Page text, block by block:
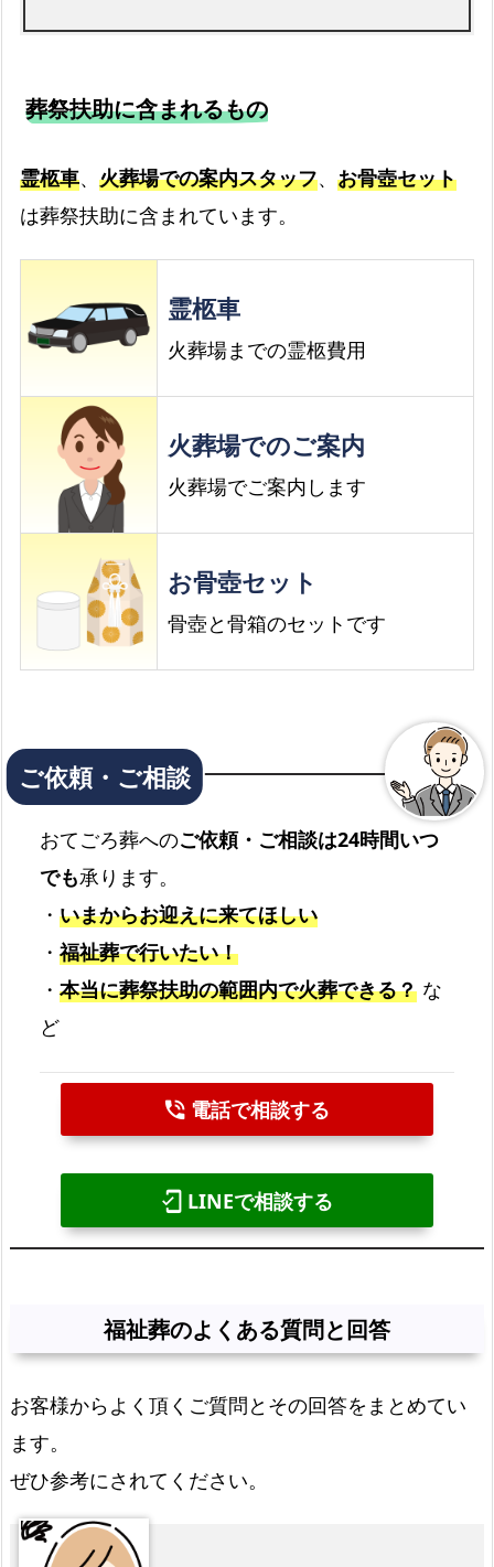
葬祭扶助に含まれるもの
霊柩車、 火葬場での案内スタッフ、 お骨壺セット
は葬祭扶助に含まれています。
霊柩車
火葬場までの霊柩費用
火葬場でのご案内
火葬場でご案内します
お骨壺セット
骨壺と骨箱のセットです
おてごろ葬へのご依頼・ご相談は24時間いつ
でも承ります。
・ いまからお迎えに来てほしい
・ 福祉葬で行いたい！
・ 本当に葬祭扶助の範囲内で火葬できる？な
ど
phone_in_talk電話で相談する
mobile_friendly LINEで相談する
福祉葬のよくある質問と回答
お客様からよく頂くご質問とその回答をまとめてい
ます。
ぜひ参考にされてください。